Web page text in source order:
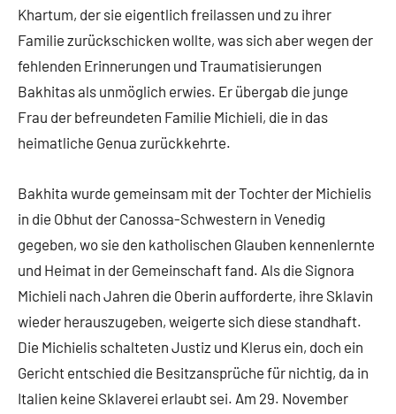
Khartum, der sie eigentlich freilassen und zu ihrer
Familie zurückschicken wollte, was sich aber wegen der
fehlenden Erinnerungen und Traumatisierungen
Bakhitas als unmöglich erwies. Er übergab die junge
Frau der befreundeten Familie Michieli, die in das
heimatliche Genua zurückkehrte.
Bakhita wurde gemeinsam mit der Tochter der Michielis
in die Obhut der Canossa-Schwestern in Venedig
gegeben, wo sie den katholischen Glauben kennenlernte
und Heimat in der Gemeinschaft fand. Als die Signora
Michieli nach Jahren die Oberin aufforderte, ihre Sklavin
wieder herauszugeben, weigerte sich diese standhaft.
Die Michielis schalteten Justiz und Klerus ein, doch ein
Gericht entschied die Besitzansprüche für nichtig, da in
Italien keine Sklaverei erlaubt sei. Am 29. November